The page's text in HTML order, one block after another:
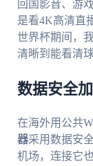
回国影音、游
是看4K高清直
世界杯期间，
清晰到能看清
数据安全
在海外用公共
器采用数据安
机场，连接它